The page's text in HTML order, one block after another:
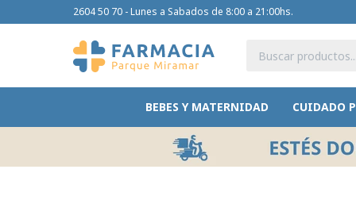
BEBES Y MATERNIDAD CUIDADO
2604 50 70 - Lunes a Sabados de 8:00 a 21:00hs.